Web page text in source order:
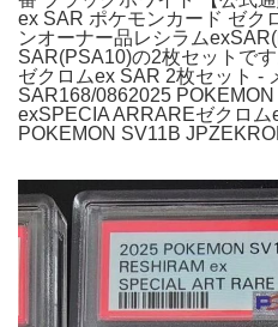
ex SAR ポケモンカード ゼク
ンオーナー品レシラム
SAR(PSA10)の2枚セットで
ゼクロムex SAR 2枚セット -
SAR168/0862025
exSPECIA ARRAREゼクロ
POKEMON SV11B